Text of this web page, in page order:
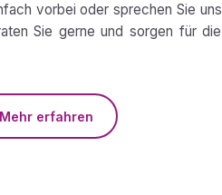
vorbei oder sprechen Sie uns
Sie gerne und sorgen für die
Mehr erfahren